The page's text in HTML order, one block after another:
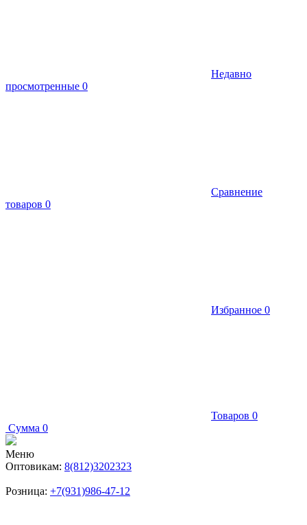
Недавно
просмотренные 0
Сравнение
товаров 0
Избранное 0
Товаров 0
Сумма 0
Меню
Оптовикам: 8(812)3202323
Розница: +7(931)986-47-12